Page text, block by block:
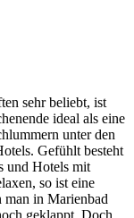
sehr beliebt, ist
ideal als eine
unter den
Gefühlt besteht
und Hotels mit
so ist eine
man in Marienbad
geklappt. Doch